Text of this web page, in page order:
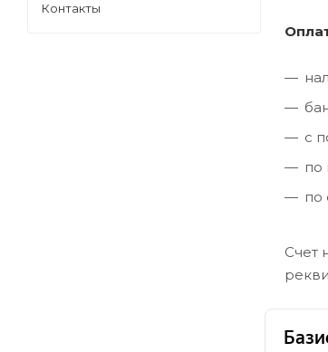
с
по
по
Счет
Контакты